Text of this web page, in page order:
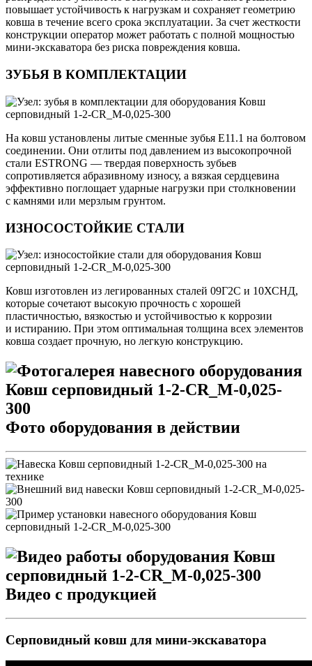
повышает устойчивость к нагрузкам и сохраняет геометрию
ковша в течение всего срока эксплуатации. За счет жесткости
конструкции оператор может работать с полной мощностью
мини-экскаватора без риска повреждения ковша.
ЗУБЬЯ В КОМПЛЕКТАЦИИ
На ковш установлены литые сменные зубья E11.1 на болтовом
соединении. Они отлиты под давлением из высокопрочной
стали ESTRONG — твердая поверхность зубьев
сопротивляется абразивному износу, а вязкая сердцевина
эффективно поглощает ударные нагрузки при столкновении
с камнями или мерзлым грунтом.
ИЗНОСОСТОЙКИЕ СТАЛИ
Ковш изготовлен из легированных сталей 09Г2С и 10ХСНД,
которые сочетают высокую прочность с хорошей
пластичностью, вязкостью и устойчивостью к коррозии
и истиранию. При этом оптимальная толщина всех элементов
ковша создает прочную, но легкую конструкцию.
Фото оборудования в действии
Видео с продукцией
Серповидный ковш для мини-экскаватора